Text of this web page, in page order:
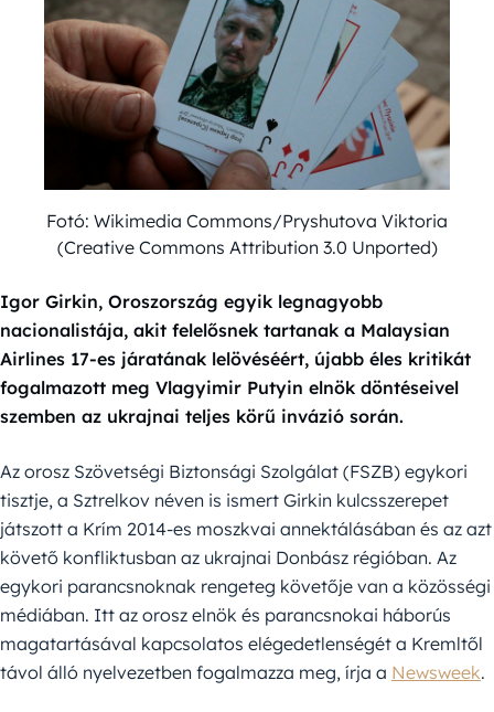
Fotó: Wikimedia Commons/Pryshutova Viktoria
(Creative Commons Attribution 3.0 Unported)
Igor Girkin, Oroszország egyik legnagyobb
nacionalistája, akit felelősnek tartanak a Malaysian
Airlines 17-es járatának lelövéséért, újabb éles kritikát
fogalmazott meg Vlagyimir Putyin elnök döntéseivel
szemben az ukrajnai teljes körű invázió során.
Az orosz Szövetségi Biztonsági Szolgálat (FSZB) egykori
tisztje, a Sztrelkov néven is ismert Girkin kulcsszerepet
játszott a Krím 2014-es moszkvai annektálásában és az azt
követő konfliktusban az ukrajnai Donbász régióban. Az
egykori parancsnoknak rengeteg követője van a közösségi
médiában. Itt az orosz elnök és parancsnokai háborús
magatartásával kapcsolatos elégedetlenségét a Kremltől
távol álló nyelvezetben fogalmazza meg, írja a Newsweek.